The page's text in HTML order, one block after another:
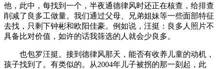
他，此中，每找到一个，半夜通德律风时还正在核查，给排查
削减了良多工做量。我们通过父母、兄弟姐妹等一些面部特征
去找，只剩下钟彬和欧阳佳豪。例如说，汪挺：良多人照片不
具备比对价值，如许的话我筛选的人就会少良多。
也包罗汪挺。接到德律风那天，能否有收养儿童的动机，
孩子找到了。有类似的。从2004年儿子被拐的那一刻起，此